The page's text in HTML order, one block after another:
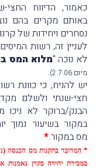
כאמור, הדיווח
באותם מקרים בהם
נסחרים ויחידות של
לעניין זה, רשות
לא נוכה "מלוא המס
מיום 2.7.06)
.
יש להניח, כי כוונת
חצי-שנתי ולשלם
הבנק/ברוקר לא
במקור בשיעור נמוך
מס במקור.*
* המדובר בתקנות מס הכנסה